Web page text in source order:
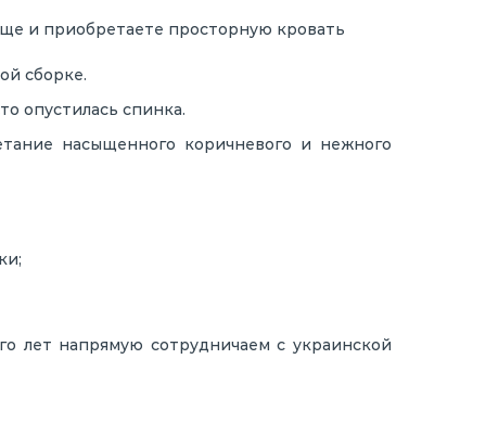
и приобретаете просторную кровать
сборке.
опустилась спинка.
насыщенного коричневого и нежного
лет напрямую сотрудничаем с украинской